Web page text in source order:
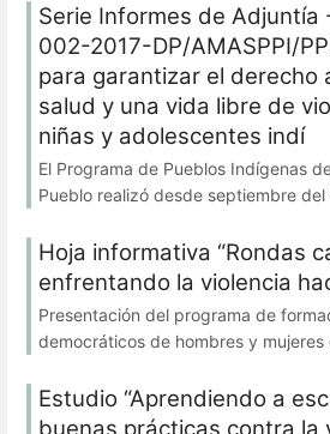
Serie Informes de Adjuntía
002-2017-DP/AMASPPI/
para garantizar el derecho
salud y una vida libre de
niñas y adolescentes indí
El Programa de Pueblos Indígenas
Pueblo realizó desde septiembre del
Hoja informativa “Rondas
enfrentando la violencia
Presentación del programa de
democráticos de hombres y mujeres
Estudio “Aprendiendo a